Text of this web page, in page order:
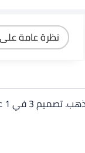
نظرة عامة
وسهولة الاستخدام.